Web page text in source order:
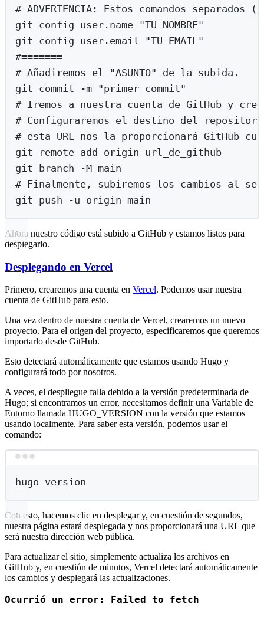
# ADVERTENCIA: Estos comandos
git config user.name "TU NOMBRE"
git config user.email "TU EMAIL"
#=======
# Añadiremos el "ASUNTO" de la subida.
git commit -m "primer commit"
# Iremos a nuestra cuenta de GitHub y
# Configuraremos el destino del
# esta URL nos la proporcionará GitHub
git
remote add origin url_de_github
git
branch -M main
# Finalmente, subiremos los cambios al
git push -u origin main
Ahora nuestro código está subido a GitHub y estamos listos para
desplegarlo.
Desplegando en Vercel
Primero, crearemos una cuenta en Vercel. Podemos usar nuestra
cuenta de GitHub para esto.
Una vez dentro de nuestra cuenta de Vercel, crearemos un nuevo
proyecto. Para el origen del proyecto, especificaremos que queremos
importarlo desde GitHub.
Esto detectará automáticamente que estamos usando Hugo y
configurará todo por nosotros.
A veces, el despliegue falla debido a la versión predeterminada de
Hugo; si encontramos un error, necesitamos definir una Variable de
Entorno llamada HUGO_VERSION con la versión que estamos
usando localmente. Para saber esta versión, podemos usar el
comando:
hugo version
Con esto, hacemos clic en desplegar y, en cuestión de segundos,
nuestra página estará desplegada y nos proporcionará una URL que
será nuestra dirección web pública.
Para actualizar el sitio, simplemente actualiza los archivos en
GitHub y, en cuestión de minutos, Vercel detectará automáticamente
los cambios y desplegará las actualizaciones.